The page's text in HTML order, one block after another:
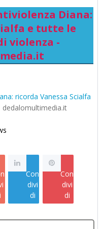
vittime di violenza -
Diana:
e tutte le
violenza -
ricorda Vanessa Scialfa
dedalomultimedia.it
Con
divi
di
Con
divi
di